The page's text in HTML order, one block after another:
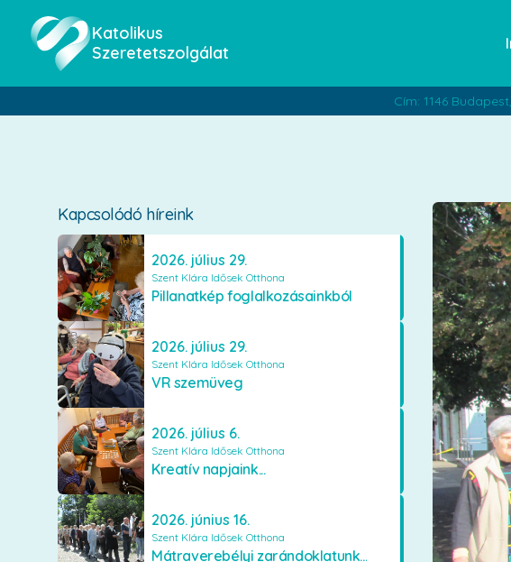
Katolikus
Szeretetszolgálat
Cím: 1146
Kapcsolódó híreink
2026. július 29.
Szent Klára Idősek Otthona
Pillanatkép foglalkozásainkból
2026. július 29.
Szent Klára Idősek Otthona
VR szemüveg
2026. július 6.
Szent Klára Idősek Otthona
Kreatív napjaink...
2026. június 16.
Szent Klára Idősek Otthona
Mátraverebélyi zarándoklatunk...